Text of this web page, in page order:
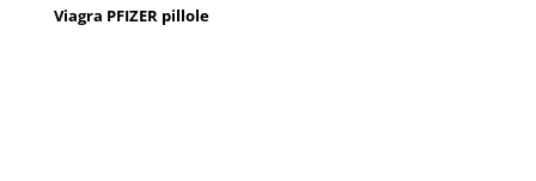
Viagra PFIZER pillole